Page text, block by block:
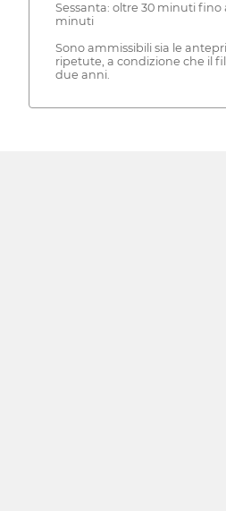
Sessanta: oltre 30 minuti fino
minuti
Sono ammissibili sia le
ripetute, a condizione che il
due anni.